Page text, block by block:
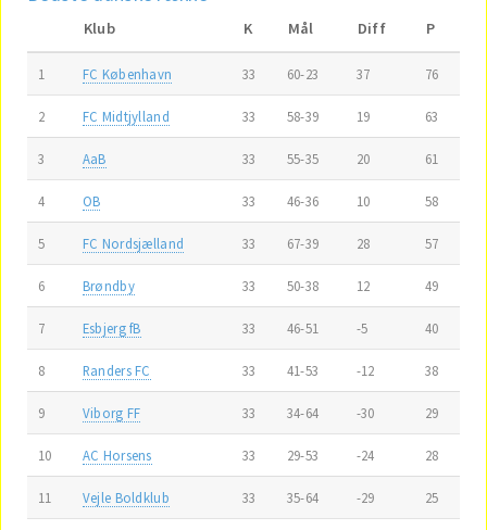
Klub K Mål Diff P
1 FC København 33 60-23 37 76
2 FC Midtjylland 33 58-39 19 63
3 AaB 33 55-35 20 61
4 OB 33 46-36 10 58
5 FC Nordsjælland 33 67-39 28 57
6 Brøndby 33 50-38 12 49
7 Esbjerg fB 33 46-51 -5 40
8 Randers FC 33 41-53 -12 38
9 Viborg FF 33 34-64 -30 29
10 AC Horsens 33 29-53 -24 28
11 Vejle Boldklub 33 35-64 -29 25